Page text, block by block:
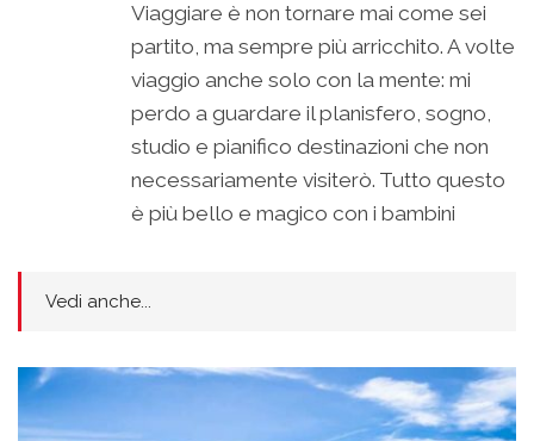
Viaggiare è non tornare mai come sei
partito, ma sempre più arricchito. A volte
viaggio anche solo con la mente: mi
perdo a guardare il planisfero, sogno,
studio e pianifico destinazioni che non
necessariamente visiterò. Tutto questo
è più bello e magico con i bambini
Vedi anche...